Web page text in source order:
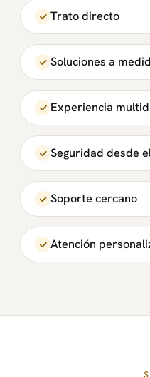
Trato directo
Soluciones a
Experiencia
Seguridad desde
Soporte cercano
Atención